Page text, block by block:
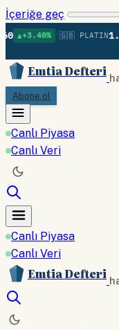
İçeriğe geç
• 🇬🇧 PLATIN1.736
Emtia Defteri
Abone ol
Canlı Piyasa
Canlı Veri
Canlı Piyasa
Canlı Veri
Emtia Defteri